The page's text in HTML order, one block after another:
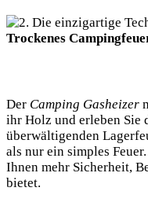
Trockenes
Der Camping Gasheizer
ihr Holz und erleben Sie
überwältigenden
als nur ein simples
Ihnen mehr Sicherheit,
bietet.